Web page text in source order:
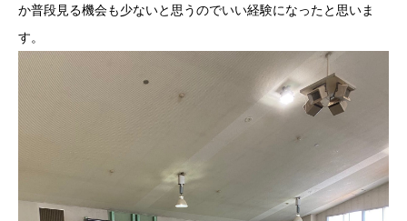
か普段見る機会も少ないと思うのでいい経験になったと思いま
す。